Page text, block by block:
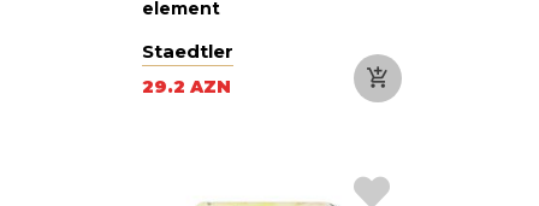
element
Staedtler
29.2 AZN